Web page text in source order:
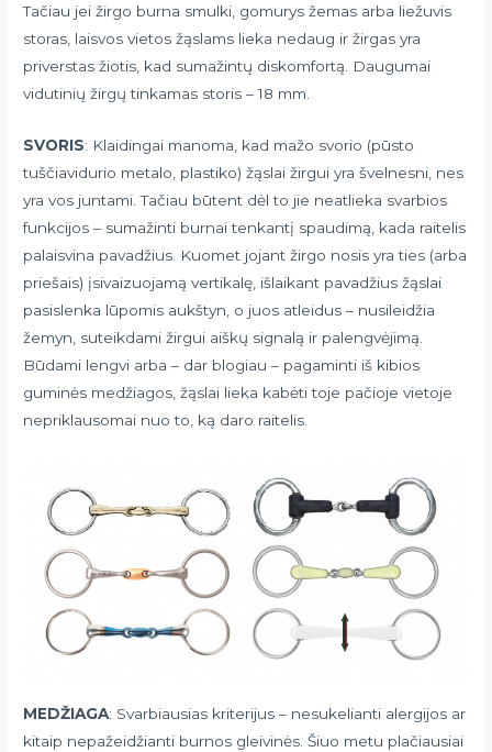
Tačiau jei žirgo burna smulki, gomurys žemas arba liežuvis
storas, laisvos vietos žąslams lieka nedaug ir žirgas yra
priverstas žiotis, kad sumažintų diskomfortą. Daugumai
vidutinių žirgų tinkamas storis – 18 mm.
SVORIS: Klaidingai manoma, kad mažo svorio (pūsto
tuščiavidurio metalo, plastiko) žąslai žirgui yra švelnesni, nes
yra vos juntami. Tačiau būtent dėl to jie neatlieka svarbios
funkcijos – sumažinti burnai tenkantį spaudimą, kada raitelis
palaisvina pavadžius. Kuomet jojant žirgo nosis yra ties (arba
priešais) įsivaizuojamą vertikalę, išlaikant pavadžius žąslai
pasislenka lūpomis aukštyn, o juos atleidus – nusileidžia
žemyn, suteikdami žirgui aiškų signalą ir palengvėjimą.
Būdami lengvi arba – dar blogiau – pagaminti iš kibios
guminės medžiagos, žąslai lieka kabėti toje pačioje vietoje
nepriklausomai nuo to, ką daro raitelis.
MEDŽIAGA: Svarbiausias kriterijus – nesukelianti alergijos ar
kitaip nepažeidžianti burnos gleivinės. Šiuo metu plačiausiai